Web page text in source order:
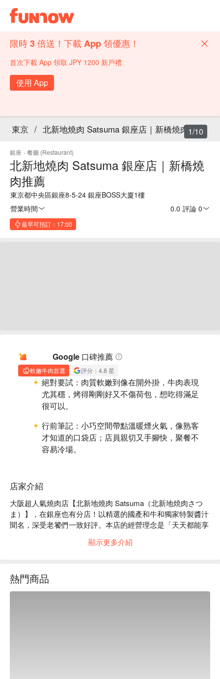
限時 3 倍送！下載 App 領優惠！
首次下載 App 領取 JPY 1200 新戶禮
使用 App
東京 / 北新地燒肉 Satsuma 銀座店｜新橋燒肉推薦
銀座 · 餐廳 (Restaurant)
北新地燒肉 Satsuma 銀座店｜新橋燒
肉推薦
東京都中央區銀座8-5-24 銀座BOSS大廈1樓
營業時間
0.0 評論 0
最早可預訂：17:00
1/10
Google 口碑推薦
軟嫩牛肉首選 評分：4.8 星
絕對要試： 肉質軟嫩到像在開外掛，牛肉表現
尤其穩，烤得剛剛好又不傷荷包，想吃得滿足
很可以。
行前筆記： 小巧空間帶點溫暖煙火氣，像熟客
才知道的口袋店；店員親切又手腳快，聚餐不
容易冷場。
店家介紹
大阪超人氣燒肉店【北新地燒肉 Satsuma（北新地焼肉さつ
ま）】，在銀座也有分店！以精選的國產和牛和獨家特製醬汁
聞名，深受老饕們一致好評。本店的經營理念是「天天都能享
們的醬料不使用大蒜，讓口感更清爽，才能細細品味和牛的極
合直接 walk in，肉很新鮮、份量足夠很好吃～不用擔心吃完
全身都是烤肉味！」（擷取自網路評價）
顯示更多介紹
熱門商品